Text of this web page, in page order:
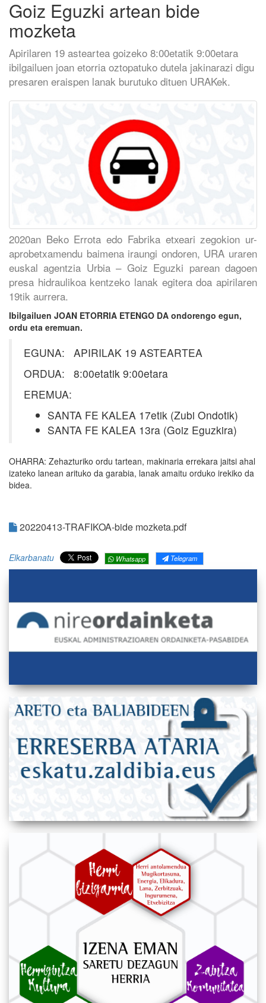
Goiz Eguzki artean bide
mozketa
Apirilaren 19 asteartea goizeko 8:00etatik 9:00etara
ibilgailuen joan etorria oztopatuko dutela jakinarazi digu
presaren eraispen lanak burutuko dituen URAKek.
2020an Beko Errota edo Fabrika etxeari zegokion ur-
aprobetxamendu baimena iraungi ondoren, URA uraren
euskal agentzia Urbia – Goiz Eguzki parean dagoen
presa hidraulikoa kentzeko lanak egitera doa apirilaren
19tik aurrera.
Ibilgailuen JOAN ETORRIA ETENGO DA ondorengo egun,
ordu eta eremuan.
EGUNA: APIRILAK 19 ASTEARTEA
ORDUA: 8:00etatik 9:00etara
EREMUA:
SANTA FE KALEA 17etik (Zubi Ondotik)
SANTA FE KALEA 13ra (Goiz Eguzkira)
OHARRA: Zehazturiko ordu tartean, makinaria errekara jaitsi ahal
izateko lanean arituko da garabia, lanak amaitu orduko irekiko da
bidea.
20220413-TRAFIKOA-bide mozketa.pdf
Elkarbanatu Whatsapp Telegram